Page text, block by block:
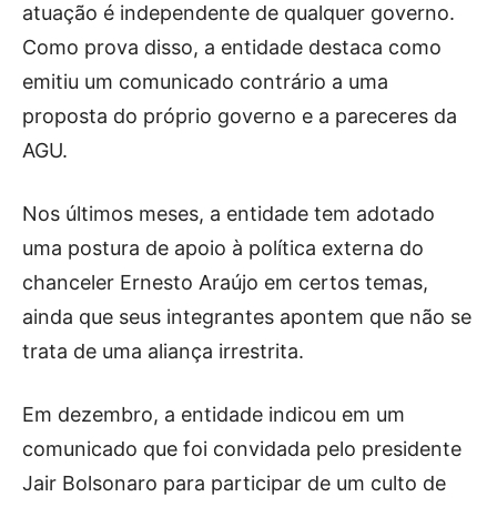
atuação é independente de qualquer governo.
Como prova disso, a entidade destaca como
emitiu um comunicado contrário a uma
proposta do próprio governo e a pareceres da
AGU.
Nos últimos meses, a entidade tem adotado
uma postura de apoio à política externa do
chanceler Ernesto Araújo em certos temas,
ainda que seus integrantes apontem que não se
trata de uma aliança irrestrita.
Em dezembro, a entidade indicou em um
comunicado que foi convidada pelo presidente
Jair Bolsonaro para participar de um culto de